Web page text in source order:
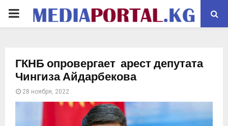
PRIMARY
ГКНБ опровергает арест депутата
Чингиза Айдарбекова
28 ноября, 2022